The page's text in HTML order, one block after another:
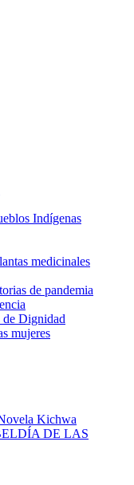
Indígenas
medicinales
de pandemia
de Dignidad
mujeres
Kichwa
DE LAS